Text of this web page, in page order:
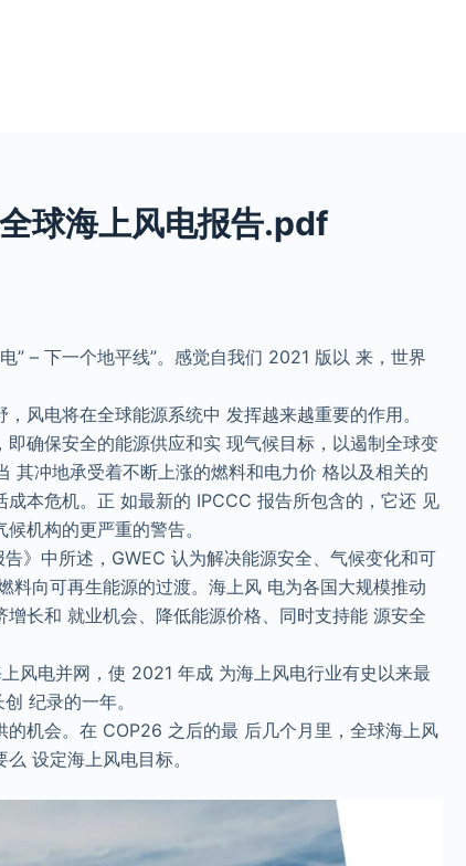
球海上风电报告.pdf
– 下一个地平线”。感觉自我们 2021 版以 来，世界
风电将在全球能源系统中 发挥越来越重要的作用。
确保安全的能源供应和实 现气候目标，以遏制全球变
冲地承受着不断上涨的燃料和电力价 格以及相关的
本危机。正 如最新的 IPCCC 报告所包含的，它还 见
机构的更严重的警告。
》中所述，GWEC 认为解决能源安全、气候变化和可
料向可再生能源的过渡。海上风 电为各国大规模推动
长和 就业机会、降低能源价格、同时支持能 源安全
风电并网，使 2021 年成 为海上风电行业有史以来最
纪录的一年。
机会。在 COP26 之后的最 后几个月里，全球海上风
设定海上风电目标。